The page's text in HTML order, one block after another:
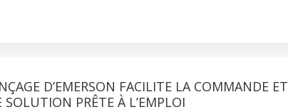
D’EMERSON FACILITE LA COMMANDE ET
PRÊTE À L’EMPLOI